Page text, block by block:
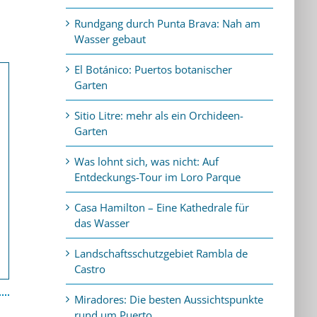
Rundgang durch Punta Brava: Nah am
Wasser gebaut
El Botánico: Puertos botanischer
Garten
Sitio Litre: mehr als ein Orchideen-
Garten
Was lohnt sich, was nicht: Auf
Entdeckungs-Tour im Loro Parque
Casa Hamilton – Eine Kathedrale für
das Wasser
Landschaftsschutzgebiet Rambla de
Castro
Miradores: Die besten Aussichtspunkte